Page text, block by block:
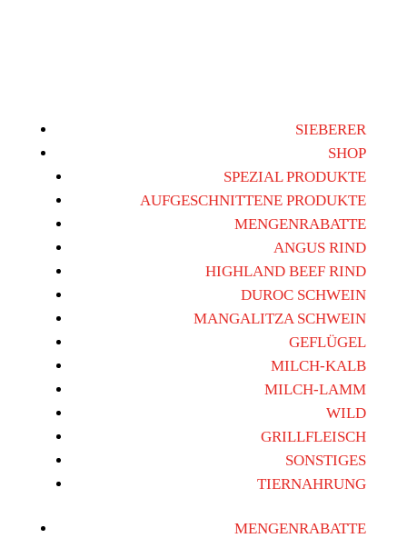
SIEBERER
SHOP
SPEZIAL PRODUKTE
AUFGESCHNITTENE PRODUKTE
MENGENRABATTE
ANGUS RIND
HIGHLAND BEEF RIND
DUROC SCHWEIN
MANGALITZA SCHWEIN
GEFLÜGEL
MILCH-KALB
MILCH-LAMM
WILD
GRILLFLEISCH
SONSTIGES
TIERNAHRUNG
MENGENRABATTE